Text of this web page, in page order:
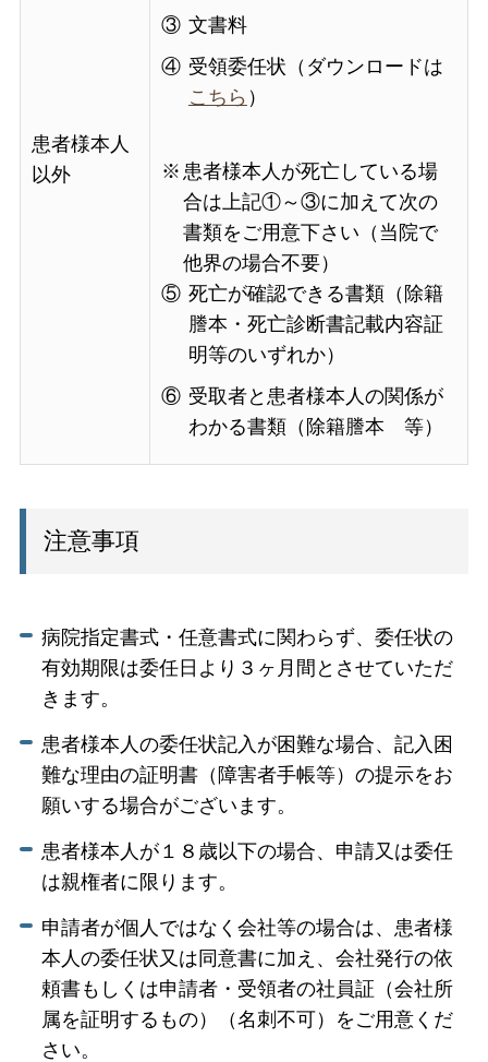
患者様本人
以外
③ 文書料
④ 受領委任状（ダウンロードは
こちら ）
患者様本人が死亡している場
合は上記①～③に加えて次の
書類をご用意下さい（当院で
他界の場合不要）
⑤ 死亡が確認できる書類（除籍
謄本・死亡診断書記載内容証
明等のいずれか）
⑥ 受取者と患者様本人の関係が
わかる書類（除籍謄本 等）
注意事項
病院指定書式・任意書式に関わらず、委任状の
有効期限は委任日より３ヶ月間とさせていただ
きます。
患者様本人の委任状記入が困難な場合、記入困
難な理由の証明書（障害者手帳等）の提示をお
願いする場合がございます。
患者様本人が１８歳以下の場合、申請又は委任
は親権者に限ります。
申請者が個人ではなく会社等の場合は、患者様
本人の委任状又は同意書に加え、会社発行の依
頼書もしくは申請者・受領者の社員証（会社所
属を証明するもの）（名刺不可）をご用意くだ
さい。